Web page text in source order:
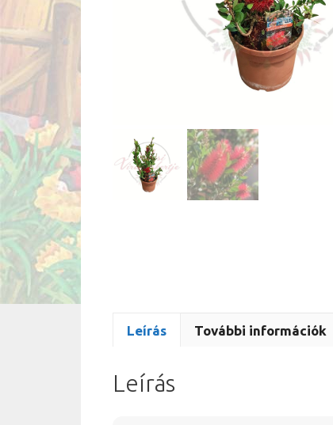
Leírás További információk
Leírás